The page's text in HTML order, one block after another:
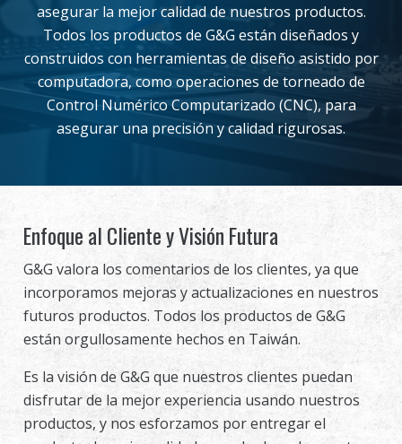
Sistema de Entrenamiento
Distribuidor
Ventajas
Soporte
Identificarse
English (US)
Français 日本語
asegurar la mejor calidad de nuestros productos.
Todos los productos de G&G están diseñados y
construidos con herramientas de diseño asistido por
computadora, como operaciones de torneado de
Control Numérico Computarizado (CNC), para
asegurar una precisión y calidad rigurosas.
Enfoque al Cliente y Visión Futura
G&G valora los comentarios de los clientes, ya que
incorporamos mejoras y actualizaciones en nuestros
futuros productos. Todos los productos de G&G
están orgullosamente hechos en Taiwán.
Es la visión de G&G que nuestros clientes puedan
disfrutar de la mejor experiencia usando nuestros
productos, y nos esforzamos por entregar el